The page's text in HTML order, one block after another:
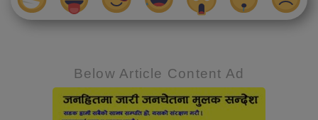
Below Article Content Ad